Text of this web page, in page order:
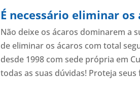
É necessário eliminar os
Não deixe os ácaros dominarem a
de eliminar os ácaros com total
desde 1998 com sede própria em
todas as suas dúvidas! Proteja